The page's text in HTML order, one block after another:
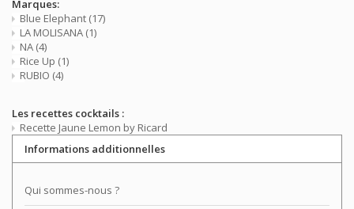
Marques:
Blue Elephant (17)
LA MOLISANA (1)
NA (4)
Rice Up (1)
RUBIO (4)
Les recettes cocktails :
Recette Jaune Lemon by Ricard
Informations additionnelles
Qui sommes-nous ?